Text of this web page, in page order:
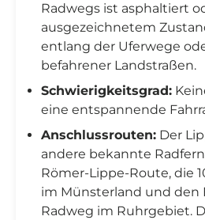
Radwegs ist asphaltiert
ausgezeichnetem
entlang der Uferwege
befahrener Landstraßen.
Schwierigkeitsgrad:
eine entspannende
Anschlussrouten: Der
andere bekannte
Römer-Lippe-Route, die
im Münsterland und den
Radweg im Ruhrgebiet.